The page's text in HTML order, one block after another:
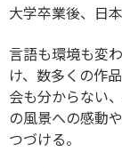
大学卒業後、
言語も環境も変
け、数多くの作
会も分からない
の風景への感動
つづける。